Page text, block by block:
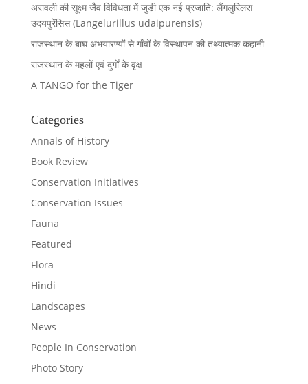
अरावली की सूक्ष्म जैव विविधता में जुड़ी एक नई प्रजाति: लैंगलुरिलस
उदयपुरेंसिस (Langelurillus udaipurensis)
राजस्थान के बाघ अभयारण्यों से गाँवों के विस्थापन की तथ्यात्मक कहानी
राजस्थान के महलों एवं दुर्गों के वृक्ष
A TANGO for the Tiger
Categories
Annals of History
Book Review
Conservation Initiatives
Conservation Issues
Fauna
Featured
Flora
Hindi
Landscapes
News
People In Conservation
Photo Story